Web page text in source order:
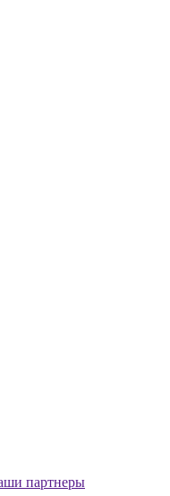
партнеры